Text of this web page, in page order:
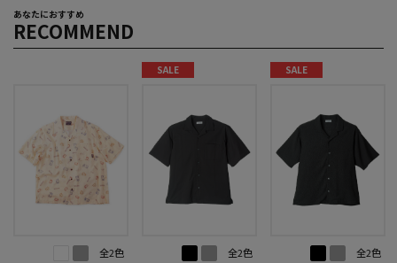
あなたにおすすめ
RECOMMEND
全2色
SALE
全2色
SALE
全2色